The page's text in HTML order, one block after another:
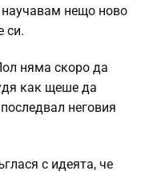
нещо ново
си.
няма скоро да
как щеше да
неговия
с идеята, че